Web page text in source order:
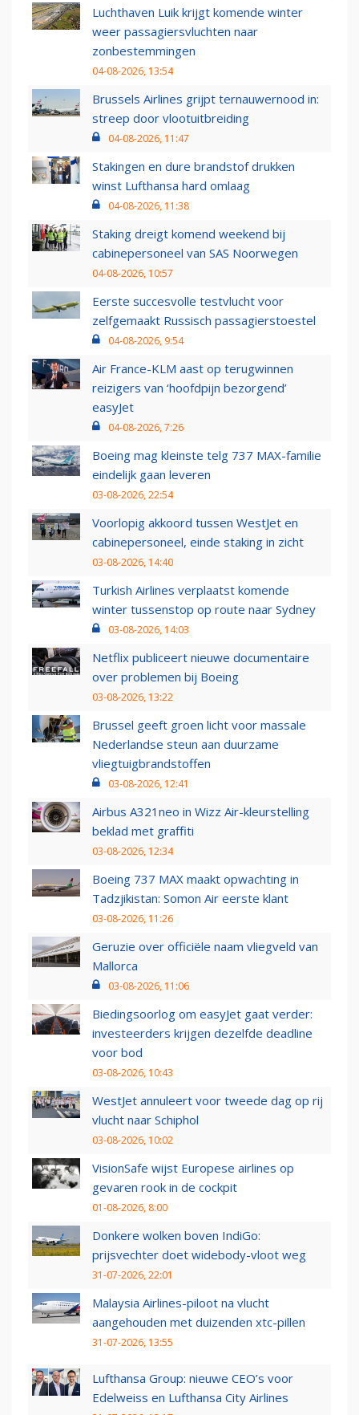
Luchthaven Luik krijgt komende winter
weer passagiersvluchten naar
zonbestemmingen
04-08-2026, 13:54
Brussels Airlines grijpt ternauwernood in:
streep door vlootuitbreiding
04-08-2026, 11:47
Stakingen en dure brandstof drukken
winst Lufthansa hard omlaag
04-08-2026, 11:38
Staking dreigt komend weekend bij
cabinepersoneel van SAS Noorwegen
04-08-2026, 10:57
Eerste succesvolle testvlucht voor
zelfgemaakt Russisch passagierstoestel
04-08-2026, 9:54
Air France-KLM aast op terugwinnen
reizigers van ‘hoofdpijn bezorgend’
easyJet
04-08-2026, 7:26
Boeing mag kleinste telg 737 MAX-familie
eindelijk gaan leveren
03-08-2026, 22:54
Voorlopig akkoord tussen WestJet en
cabinepersoneel, einde staking in zicht
03-08-2026, 14:40
Turkish Airlines verplaatst komende
winter tussenstop op route naar Sydney
03-08-2026, 14:03
Netflix publiceert nieuwe documentaire
over problemen bij Boeing
03-08-2026, 13:22
Brussel geeft groen licht voor massale
Nederlandse steun aan duurzame
vliegtuigbrandstoffen
03-08-2026, 12:41
Airbus A321neo in Wizz Air-kleurstelling
beklad met graffiti
03-08-2026, 12:34
Boeing 737 MAX maakt opwachting in
Tadzjikistan: Somon Air eerste klant
03-08-2026, 11:26
Geruzie over officiële naam vliegveld van
Mallorca
03-08-2026, 11:06
Biedingsoorlog om easyJet gaat verder:
investeerders krijgen dezelfde deadline
voor bod
03-08-2026, 10:43
WestJet annuleert voor tweede dag op rij
vlucht naar Schiphol
03-08-2026, 10:02
VisionSafe wijst Europese airlines op
gevaren rook in de cockpit
01-08-2026, 8:00
Donkere wolken boven IndiGo:
prijsvechter doet widebody-vloot weg
31-07-2026, 22:01
Malaysia Airlines-piloot na vlucht
aangehouden met duizenden xtc-pillen
31-07-2026, 13:55
Lufthansa Group: nieuwe CEO’s voor
Edelweiss en Lufthansa City Airlines